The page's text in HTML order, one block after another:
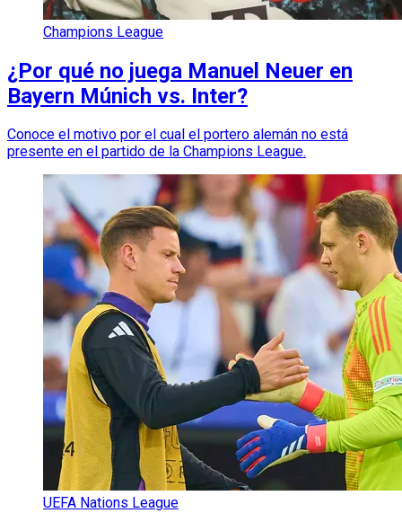
Champions League
¿Por qué no juega Manuel Neuer en
Bayern Múnich vs. Inter?
Conoce el motivo por el cual el portero alemán no está
presente en el partido de la Champions League.
UEFA Nations League